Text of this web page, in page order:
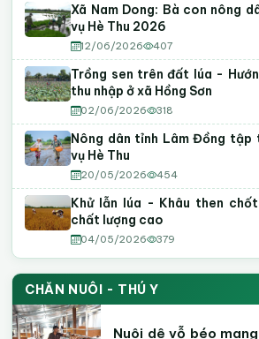
Xã Nam Dong: Bà con nông
vụ Hè Thu 2026
12/06/2026 407
Trồng sen trên đất lúa -
thu nhập ở xã Hồng Sơn
02/06/2026 318
Nông dân tỉnh Lâm Đồng tập
vụ Hè Thu
20/05/2026 454
Khử lẫn lúa - Khâu then
chất lượng cao
04/05/2026 379
CHĂN NUÔI - THÚ Y
Nuôi dê vỗ béo